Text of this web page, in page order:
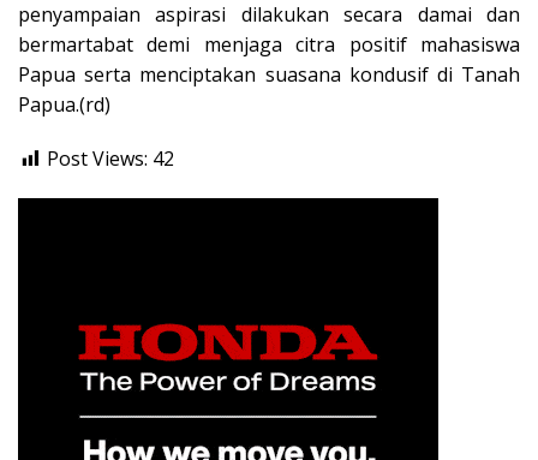
penyampaian aspirasi dilakukan secara damai dan
bermartabat demi menjaga citra positif mahasiswa
Papua serta menciptakan suasana kondusif di Tanah
Papua.(rd)
Post Views: 42